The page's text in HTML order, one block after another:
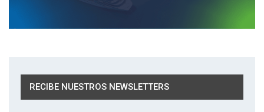
RECIBE NUESTROS NEWSLETTERS